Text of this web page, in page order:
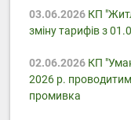
03.06.2026КП
зміну тарифів з
02.06.2026КП
2026 р.
промивка